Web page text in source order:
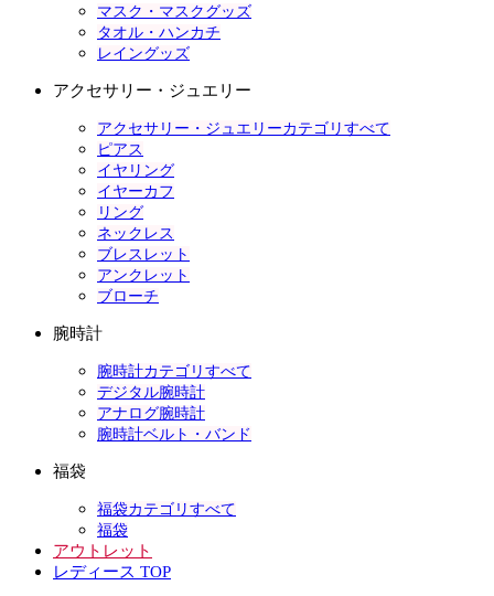
マスク・マスクグッズ
タオル・ハンカチ
レイングッズ
アクセサリー・ジュエリー
アクセサリー・ジュエリーカテゴリすべて
ピアス
イヤリング
イヤーカフ
リング
ネックレス
ブレスレット
アンクレット
ブローチ
腕時計
腕時計カテゴリすべて
デジタル腕時計
アナログ腕時計
腕時計ベルト・バンド
福袋
福袋カテゴリすべて
福袋
アウトレット
レディース TOP